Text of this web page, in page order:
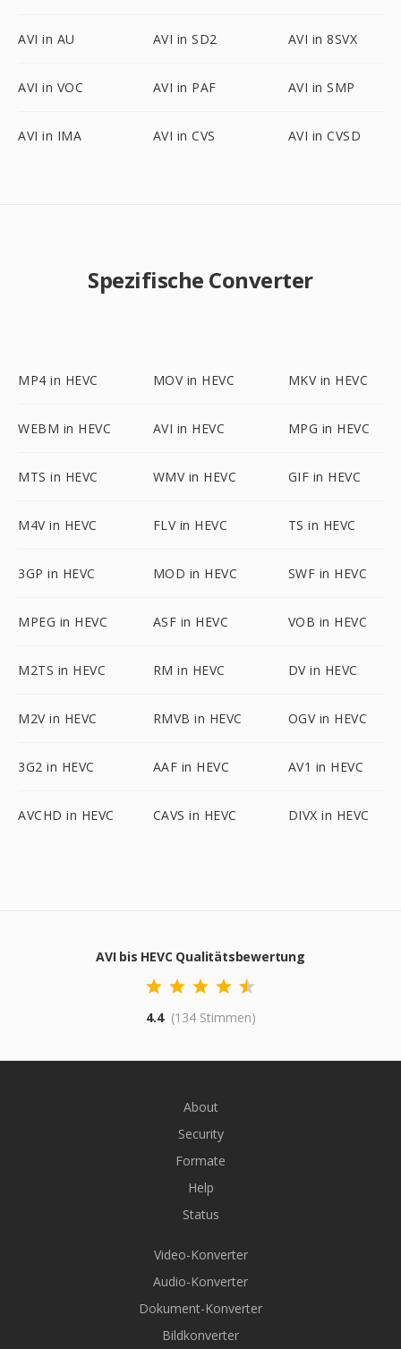
AVI in AU AVI in SD2 AVI in 8SVX
AVI in VOC AVI in PAF AVI in SMP
AVI in IMA AVI in CVS AVI in CVSD
Spezifische Converter
MP4 in HEVC MOV in HEVC MKV in HEVC
WEBM in HEVC AVI in HEVC MPG in HEVC
MTS in HEVC WMV in HEVC GIF in HEVC
M4V in HEVC FLV in HEVC TS in HEVC
3GP in HEVC MOD in HEVC SWF in HEVC
MPEG in HEVC ASF in HEVC VOB in HEVC
M2TS in HEVC RM in HEVC DV in HEVC
M2V in HEVC RMVB in HEVC OGV in HEVC
3G2 in HEVC AAF in HEVC AV1 in HEVC
AVCHD in HEVC CAVS in HEVC DIVX in HEVC
AVI bis HEVC Qualitätsbewertung
4.4 (134 Stimmen)
About
Security
Formate
Help
Status
Video-Konverter
Audio-Konverter
Dokument-Konverter
Bildkonverter